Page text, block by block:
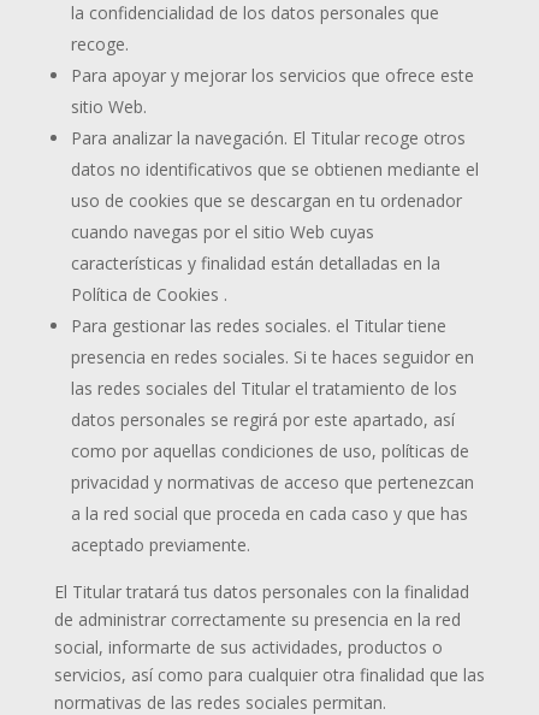
la confidencialidad de los datos personales que
recoge.
Para apoyar y mejorar los servicios que ofrece este
sitio Web.
Para analizar la navegación. El Titular recoge otros
datos no identificativos que se obtienen mediante el
uso de cookies que se descargan en tu ordenador
cuando navegas por el sitio Web cuyas
características y finalidad están detalladas en la
Política de Cookies .
Para gestionar las redes sociales. el Titular tiene
presencia en redes sociales. Si te haces seguidor en
las redes sociales del Titular el tratamiento de los
datos personales se regirá por este apartado, así
como por aquellas condiciones de uso, políticas de
privacidad y normativas de acceso que pertenezcan
a la red social que proceda en cada caso y que has
aceptado previamente.
El Titular tratará tus datos personales con la finalidad
de administrar correctamente su presencia en la red
social, informarte de sus actividades, productos o
servicios, así como para cualquier otra finalidad que las
normativas de las redes sociales permitan.